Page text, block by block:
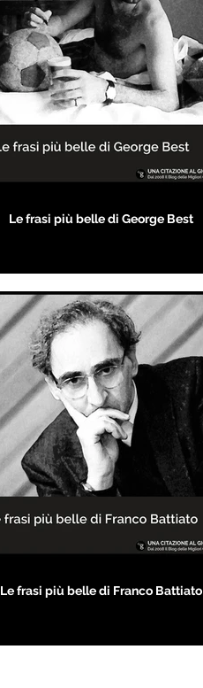
Le frasi più belle di George Best
Le frasi più belle di Franco Battiato